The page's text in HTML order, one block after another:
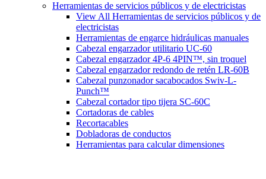
Herramientas de servicios públicos y de electricistas
View All Herramientas de servicios públicos y de
electricistas
Herramientas de engarce hidráulicas manuales
Cabezal engarzador utilitario UC-60
Cabezal engarzador 4P-6 4PIN™, sin troquel
Cabezal engarzador redondo de retén LR-60B
Cabezal punzonador sacabocados Swiv-L-
Punch™
Cabezal cortador tipo tijera SC-60C
Cortadoras de cables
Recortacables
Dobladoras de conductos
Herramientas para calcular dimensiones